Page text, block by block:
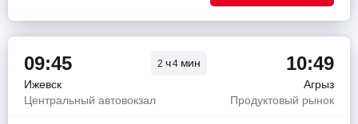
09:45 2 ч4 мин 10:49
Ижевск
Агрыз
Центральный автовокзал
Продуктовый рынок